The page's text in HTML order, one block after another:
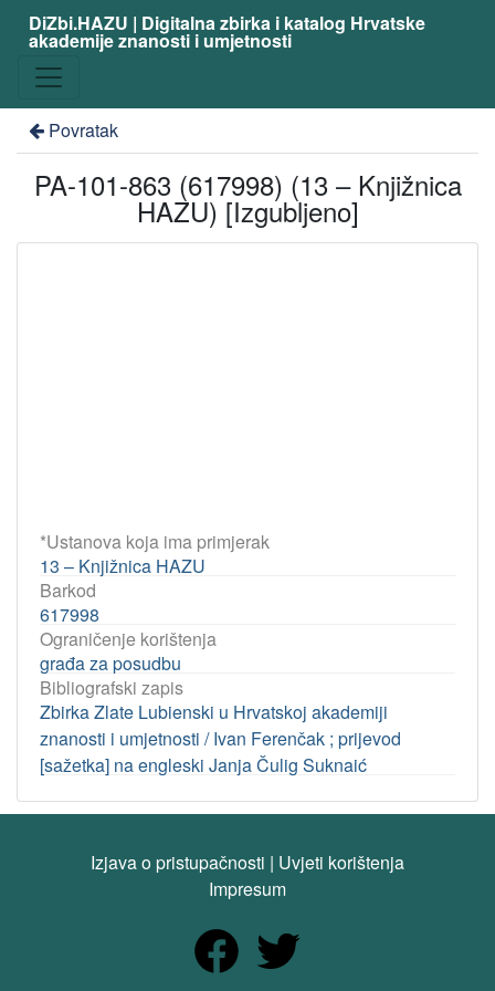
DiZbi.HAZU | Digitalna zbirka i katalog Hrvatske
akademije znanosti i umjetnosti
Povratak
PA-101-863 (617998) (13 – Knjižnica
HAZU) [Izgubljeno]
*Ustanova koja ima primjerak
13 – Knjižnica HAZU
Barkod
617998
Ograničenje korištenja
građa za posudbu
Bibliografski zapis
Zbirka Zlate Lubienski u Hrvatskoj akademiji
znanosti i umjetnosti / Ivan Ferenčak ; prijevod
[sažetka] na engleski Janja Čulig Suknaić
Izjava o pristupačnosti | Uvjeti korištenja
Impresum